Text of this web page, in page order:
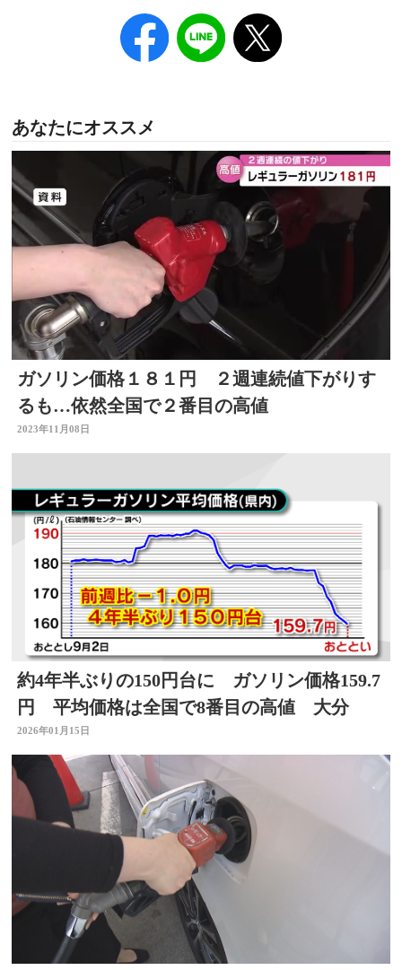
あなたにオススメ
ガソリン価格１８１円 ２週連続値下がりす
るも…依然全国で２番目の高値
2023年11月08日
約4年半ぶりの150円台に ガソリン価格159.7
円 平均価格は全国で8番目の高値 大分
2026年01月15日